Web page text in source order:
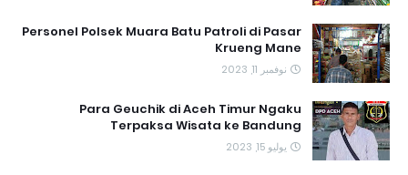
Personel Polsek Muara Batu Patroli di Pasar
Krueng Mane
نوفمبر 11, 2023
Para Geuchik di Aceh Timur Ngaku
Terpaksa Wisata ke Bandung
يوليو 15, 2023